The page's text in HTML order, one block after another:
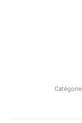
Catégorie